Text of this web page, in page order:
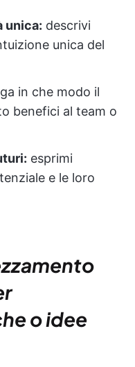
unica: descrivi
unica del
in che modo il
benefici al team o
esprimi
e le loro
o idee